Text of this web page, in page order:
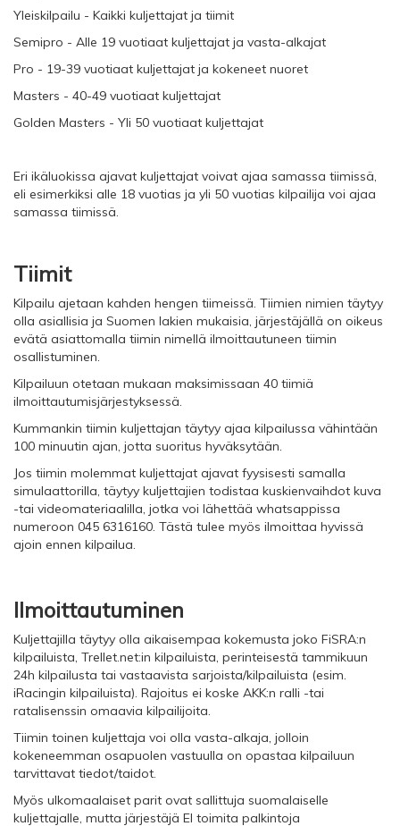
Yleiskilpailu - Kaikki kuljettajat ja tiimit
Semipro - Alle 19 vuotiaat kuljettajat ja vasta-alkajat
Pro - 19-39 vuotiaat kuljettajat ja kokeneet nuoret
Masters - 40-49 vuotiaat kuljettajat
Golden Masters - Yli 50 vuotiaat kuljettajat
Eri ikäluokissa ajavat kuljettajat voivat ajaa samassa tiimissä,
eli esimerkiksi alle 18 vuotias ja yli 50 vuotias kilpailija voi ajaa
samassa tiimissä.
Tiimit
Kilpailu ajetaan kahden hengen tiimeissä. Tiimien nimien täytyy
olla asiallisia ja Suomen lakien mukaisia, järjestäjällä on oikeus
evätä asiattomalla tiimin nimellä ilmoittautuneen tiimin
osallistuminen.
Kilpailuun otetaan mukaan maksimissaan 40 tiimiä
ilmoittautumisjärjestyksessä.
Kummankin tiimin kuljettajan täytyy ajaa kilpailussa vähintään
100 minuutin ajan, jotta suoritus hyväksytään.
Jos tiimin molemmat kuljettajat ajavat fyysisesti samalla
simulaattorilla, täytyy kuljettajien todistaa kuskienvaihdot kuva
-tai videomateriaalilla, jotka voi lähettää whatsappissa
numeroon 045 6316160. Tästä tulee myös ilmoittaa hyvissä
ajoin ennen kilpailua.
Ilmoittautuminen
Kuljettajilla täytyy olla aikaisempaa kokemusta joko FiSRA:n
kilpailuista, Trellet.net:in kilpailuista, perinteisestä tammikuun
24h kilpailusta tai vastaavista sarjoista/kilpailuista (esim.
iRacingin kilpailuista). Rajoitus ei koske AKK:n ralli -tai
ratalisenssin omaavia kilpailijoita.
Tiimin toinen kuljettaja voi olla vasta-alkaja, jolloin
kokeneemman osapuolen vastuulla on opastaa kilpailuun
tarvittavat tiedot/taidot.
Myös ulkomaalaiset parit ovat sallittuja suomalaiselle
kuljettajalle, mutta järjestäjä EI toimita palkintoja